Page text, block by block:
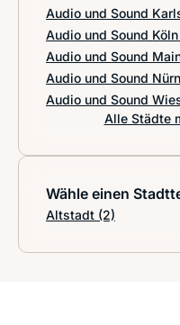
Audio und Sound
Audio und Sound Köln
Audio und Sound
Audio und Sound
Audio und Sound
Alle Städte
Wähle einen
Altstadt (2)